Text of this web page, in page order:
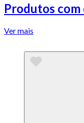
Produtos com
Ver mais